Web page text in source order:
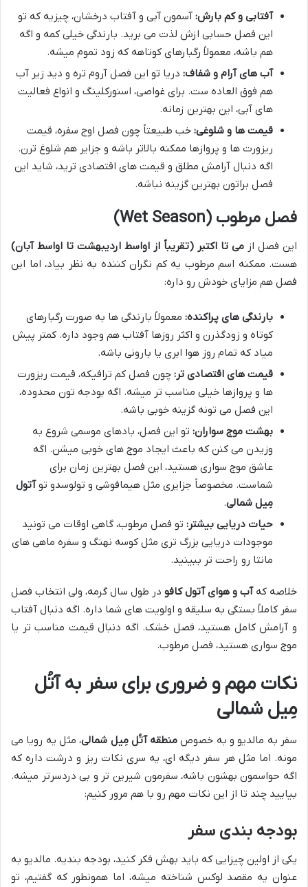
آفتابی و کم بارش: آسمون آبی و آفتاب درخشان، چیزیه که تو
این فصل حسابی ازش لذت می برید. بارندگی خیلی کمه و اگه
هم باشه، معمولاً رگبارهای کوتاهه که زود تموم میشه.
آب های آرام و شفاف: دریا تو این فصل آروم تره و دید زیر آب
هم فوق العاده ست. برای غواصی، اسنورکلینگ و انواع فعالیت
های آبی، این بهترین زمانه.
قیمت ها و شلوغی: خب طبیعتاً چون فصل اوج سفره، قیمت
ریزورت ها و پروازها ممکنه بالاتر باشه و جزایر هم شلوغ ترن.
اگه دنبال آرامش مطلق و قیمت های اقتصادی ترید، شاید این
فصل براتون بهترین گزینه نباشه.
فصل مرطوب (Wet Season)
این فصل ازمی تا اکتبر (تقریباً از اواسط اردیبهشت تا اواسط آبان)
هست. ممکنه اسم مرطوب یه کم نگران کننده به نظر بیاد، اما این
فصل هم مزایای خودش رو داره:
بارندگی های پراکنده: معمولاً بارندگی ها به صورت رگبارهای
کوتاه و زودگذرن و اکثر روزها آفتاب هم وجود داره. کمتر پیش
میاد که تمام روز هوا ابری یا بارونی باشه.
قیمت های اقتصادی تر: چون فصل کم ترافیکه، قیمت ریزورت
ها و پروازها خیلی مناسب تر میشه. اگه بودجه تون محدوده،
این فصل می تونه گزینه خوبی باشه.
بهشت موج سواران: تو این فصل، بادهای موسمی شروع به
وزیدن می کنن که باعث ایجاد موج های خوبی میشن. اگه
عاشق موج سواری هستید، این فصل بهترین زمان برای
شماست. مخصوصاً جزایری مثل هیمافوشی و تولوسدو توآتول
مِیل شمالی.
حیات دریایی بیشتر: تو فصل مرطوب، گاهی اوقات می تونید
موجودات دریایی بزرگ تری مثل کوسه نهنگ و سفره ماهی های
مانتا رو راحت تر ببینید.
خلاصه کهآب و هوای آتول کافو در طول سال گرمه، ولی انتخاب فصل
سفر کاملاً بستگی به سلیقه و اولویت های شما داره. اگه دنبال آفتاب
و آرامش کامل هستید، فصل خشک. اگه دنبال قیمت مناسب تر یا
موج سواری هستید، فصل مرطوب.
نکات مهم و ضروری برای سفر به آتُل
مِیل شمالی
سفر به مالدیو و به خصوص منطقه آتُل مِیل شمالی، مثل یه رویا می
مونه. اما مثل هر سفر دیگه ای، یه سری نکات ریز و درشت داره که
اگه حواسمون بهشون باشه، سفرمون شیرین تر و بی دردسرتر میشه.
بیایید چند تا از این نکات مهم رو با هم مرور کنیم:
بودجه بندی سفر
یکی از اولین چیزایی که باید بهش فکر کنید، بودجه بندیه. مالدیو به
عنوان یه مقصد لوکس شناخته میشه، اما همونطور که گفتیم، تو